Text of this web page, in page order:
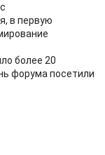
в первую
более 20
форума посетили